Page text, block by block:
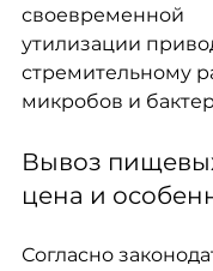
своевременной
утилизации
стремительному
микробов и
Вывоз
цена и
Согласно